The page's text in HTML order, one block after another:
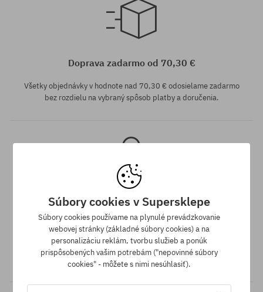
Dostupné veľkosti:
Doprava zadarmo od 70,30 €
Všetky objednávky v hodnote nad 70,30 € odosielame zadarmo
bez rozdielu na vybraný spôsob platby a doručenia.
Záruka najnižšej ceny
Máme najlepšie ceny, ale keď náhodou nájdeš ten istý produkt v
inom e-shope a s nižšou cenou - špeciálne pre Teba znížime jeho
cenu!
Súbory cookies v Supersklepe
Súbory cookies používame na plynulé prevádzkovanie
webovej stránky (základné súbory cookies) a na
personalizáciu reklám, tvorbu služieb a ponúk
prispôsobených vašim potrebám ("nepovinné súbory
cookies" - môžete s nimi nesúhlasiť).